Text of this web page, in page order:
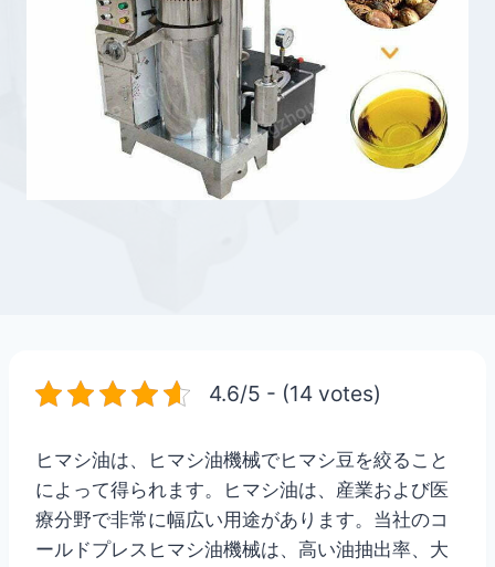
4.6/5 - (14 votes)
ヒマシ油は、ヒマシ油機械でヒマシ豆を絞ること
によって得られます。ヒマシ油は、産業および医
療分野で非常に幅広い用途があります。当社のコ
ールドプレスヒマシ油機械は、高い油抽出率、大